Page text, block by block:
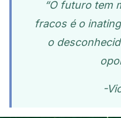
“O futuro tem
fracos é o
o
-